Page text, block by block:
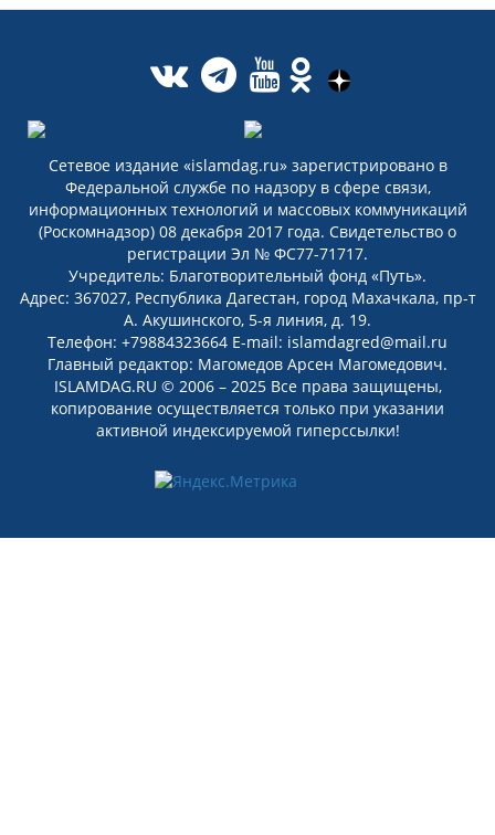
Сетевое издание «islamdag.ru» зарегистрировано в
Федеральной службе по надзору в сфере связи,
информационных технологий и массовых коммуникаций
(Роскомнадзор) 08 декабря 2017 года. Свидетельство о
регистрации Эл № ФС77-71717.
Учредитель: Благотворительный фонд «Путь».
Адрес: 367027, Республика Дагестан, город Махачкала, пр-т
А. Акушинского, 5-я линия, д. 19.
Телефон: +79884323664 E-mail: islamdagred@mail.ru
Главный редактор: Магомедов Арсен Магомедович.
ISLAMDAG.RU © 2006 – 2025 Все права защищены,
копирование осуществляется только при указании
активной индексируемой гиперссылки!